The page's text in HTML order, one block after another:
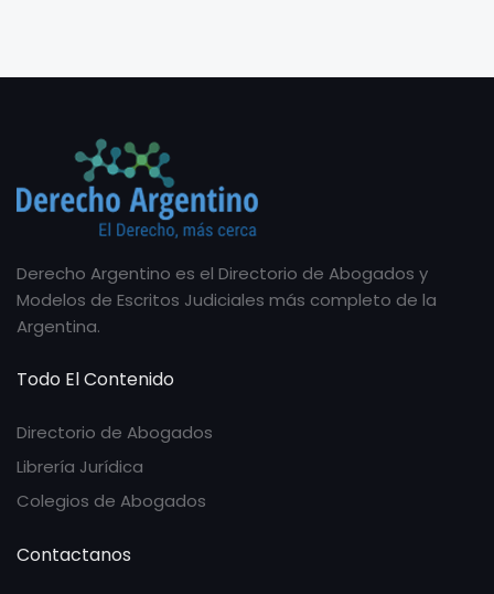
Derecho Argentino es el Directorio de Abogados y
Modelos de Escritos Judiciales más completo de la
Argentina.
Todo El Contenido
Directorio de Abogados
Librería Jurídica
Colegios de Abogados
Contactanos